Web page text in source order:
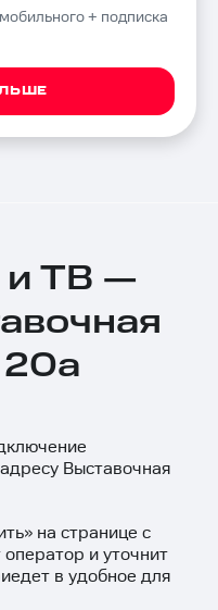
+ подписка
и ТВ —
Выставочная
» на странице с
и уточнит
в удобное для